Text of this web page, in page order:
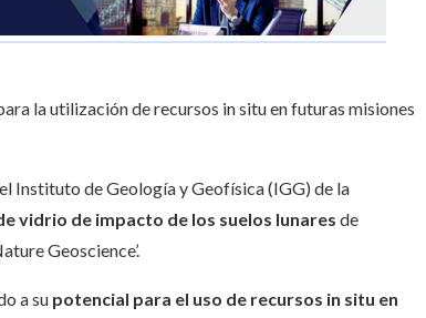
la utilización de recursos in situ en futuras misiones
Instituto de Geología y Geofísica (IGG) de la
vidrio de impacto de los suelos lunares de
Geoscience’.
a su potencial para el uso de recursos in situ en